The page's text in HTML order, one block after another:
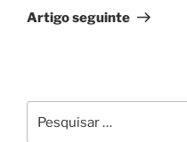
seguinte
Artigo seguinte
por: